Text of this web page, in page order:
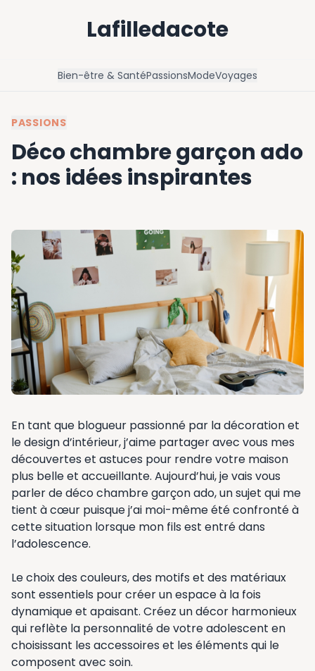
Lafilledacote
Bien-être & SantéPassionsModeVoyages
PASSIONS
Déco chambre garçon ado
: nos idées inspirantes
En tant que blogueur passionné par la décoration et
le design d’intérieur, j’aime partager avec vous mes
découvertes et astuces pour rendre votre maison
plus belle et accueillante. Aujourd’hui, je vais vous
parler de déco chambre garçon ado, un sujet qui me
tient à cœur puisque j’ai moi-même été confronté à
cette situation lorsque mon fils est entré dans
l’adolescence.
Le choix des couleurs, des motifs et des matériaux
sont essentiels pour créer un espace à la fois
dynamique et apaisant. Créez un décor harmonieux
qui reflète la personnalité de votre adolescent en
choisissant les accessoires et les éléments qui le
composent avec soin.